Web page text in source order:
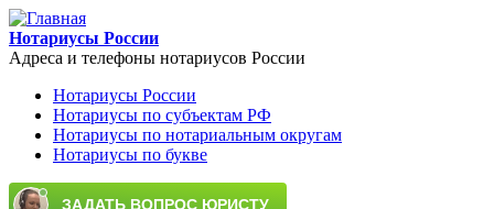
Перейти к основному содержанию
Нотариусы России
Адреса и телефоны нотариусов России
Main menu
Нотариусы России
Нотариусы по субъектам РФ
Нотариусы по нотариальным округам
Нотариусы по букве